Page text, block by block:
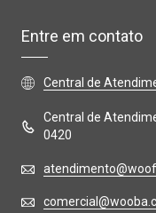
Entre em contato
Central de
Central de
0420